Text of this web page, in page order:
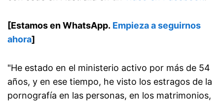
[Estamos en WhatsApp. Empieza a seguirnos
ahora]
"He estado en el ministerio activo por más de 54
años, y en ese tiempo, he visto los estragos de la
pornografía en las personas, en los matrimonios,